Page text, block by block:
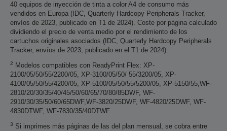
40 equipos de inyección de tinta a color A4 de consumo más
vendidos en Europa (IDC, Quarterly Hardcopy Peripherals Tracker,
envíos de 2023, publicado en T1 de 2024). Coste por página calculado
dividiendo el precio de venta medio por el rendimiento de los
cartuchos originales asociados (IDC, Quarterly Hardcopy Peripherals
Tracker, envíos de 2023, publicado en el T1 de 2024).
2
Modelos compatibles con ReadyPrint Flex: XP-
2100/05/50/55/2200/05, XP-3100/05/50/ 55/3200/05, XP-
4100/05/50/55/4200/05, XP-5100/05/50/55/5200/05, XP-5150/55,WF-
2810/20/30/35/40/45/50/60/65/70/80/85DWF, WF-
2910/30/35/50/60/65DWF,WF-3820/25DWF, WF-4820/25DWF, WF-
4830DTWF, WF-7830/35/40DTWF
3 Si imprimes más páginas de las del plan mensual, se cobra entre